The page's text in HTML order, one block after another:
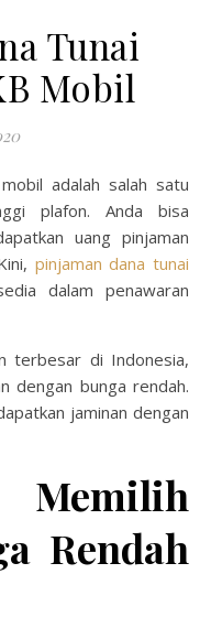
Tunai
Mobil
plafon. Anda bisa
uang pinjaman
pinjaman dana tunai
dalam penawaran
terbesar di Indonesia,
dengan bunga rendah.
jaminan dengan
Memilih
Rendah